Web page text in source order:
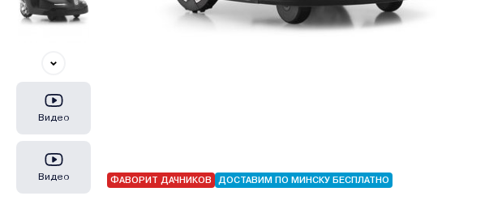
Видео
Видео ФАВОРИТ ДАЧНИКОВ ДОСТАВИМ ПО МИНСКУ БЕСПЛАТНО